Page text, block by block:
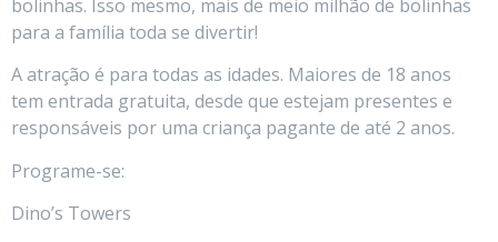
bolinhas. Isso mesmo, mais de meio milhão de bolinhas
para a família toda se divertir!
A atração é para todas as idades. Maiores de 18 anos
tem entrada gratuita, desde que estejam presentes e
responsáveis por uma criança pagante de até 2 anos.
Programe-se:
Dino’s Towers